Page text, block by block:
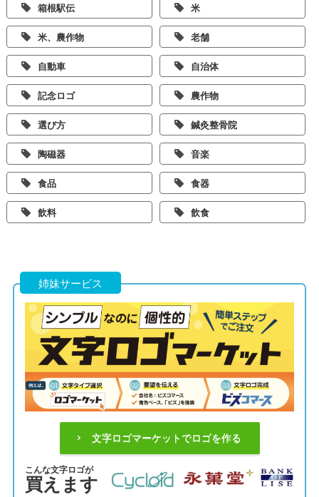
箱根駅伝 米
米、農作物 老舗
自動車 自治体
記念ロゴ 農作物
選び方 鍼灸整骨院
陶磁器 音楽
食品 食器
飲料 飲食
姉妹サービス
文字ロゴマーケットでロゴを作る
こんな文字ロゴが
買えます